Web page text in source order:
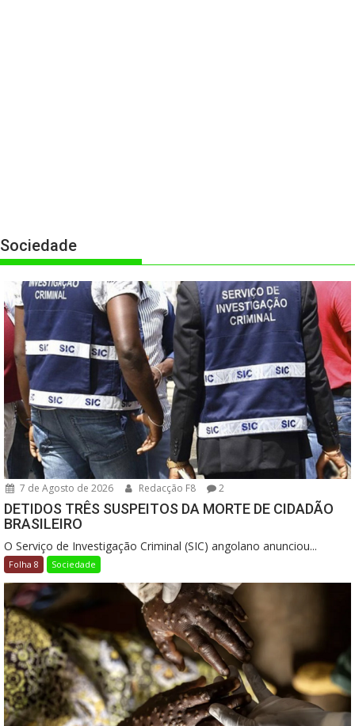
Sociedade
7 de Agosto de 2026 Redacção F8 2
DETIDOS TRÊS SUSPEITOS DA MORTE DE CIDADÃO
BRASILEIRO
O Serviço de Investigação Criminal (SIC) angolano anunciou...
Folha 8 Sociedade